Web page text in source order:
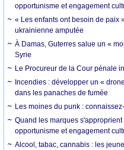
opportunisme et engagement
« Les enfants ont besoin de paix
ukrainienne amputée
À Damas, Guterres salue un «
Syrie
Le Procureur de la Cour pénale
Incendies : développer un «
dans les panaches de fumée
Les moines du punk :
Quand les marques
opportunisme et engagement
Alcool, tabac, cannabis : les